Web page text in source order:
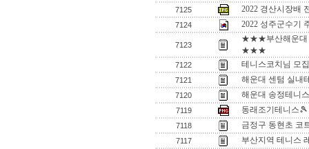
7125 2022 경산시장배
7124 2022 성주군수기
7123
★★★부산해운대
★★★
7122 테니스코치님 모
7121 해운대 센텀 실내
7120 해운대 송정테니
7119 동래조기테니스
7118 금정구 동현초 코
7117 부산지역 테니스